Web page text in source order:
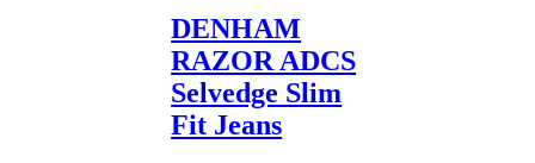
DENHAM
RAZOR ADCS
Selvedge Slim
Fit Jeans